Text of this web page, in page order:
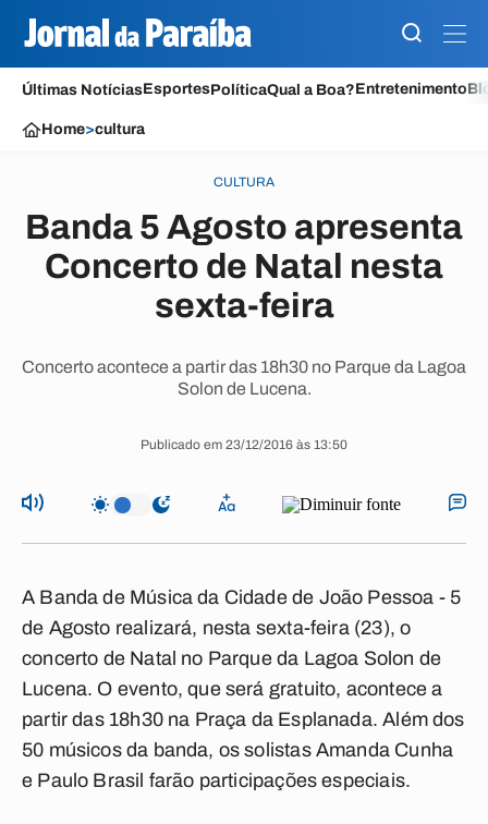
Últimas NotíciasEsportesPolíticaQual a Boa?Entretenimento
Home>cultura
CULTURA
Banda 5 Agosto apresenta
Concerto de Natal nesta
sexta-feira
Concerto acontece a partir das 18h30 no Parque da Lagoa
Solon de Lucena.
Publicado em 23/12/2016 às 13:50
A Banda de Música da Cidade de João Pessoa - 5
de Agosto realizará, nesta sexta-feira (23), o
concerto de Natal no Parque da Lagoa Solon de
Lucena. O evento, que será gratuito, acontece a
partir das 18h30 na Praça da Esplanada. Além dos
50 músicos da banda, os solistas Amanda Cunha
e Paulo Brasil farão participações especiais.